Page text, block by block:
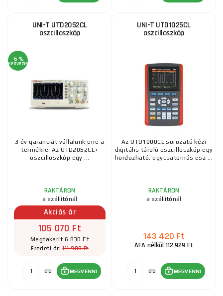
UNI-T UTD2052CL
oszcilloszkóp
-6 %
KEDVEZMÉNY
3 év garanciát vállalunk erre a
termékre. Az UTD2052CL+
oszcilloszkóp egy ...
RAKTÁRON
a szállítónál
Akciós ár
105 070 Ft
Megtakarít 6 830 Ft
Eredeti ár:111 900 Ft
db MEGVENNI
UNI-T UTD1025CL
oszcilloszkóp
Az UTD1000CL sorozatú kézi
digitális tároló oszcilloszkóp egy
hordozható, egycsatornás esz ...
RAKTÁRON
a szállítónál
143 420 Ft
ÁFA nélkül 112 929 Ft
db MEGVENNI